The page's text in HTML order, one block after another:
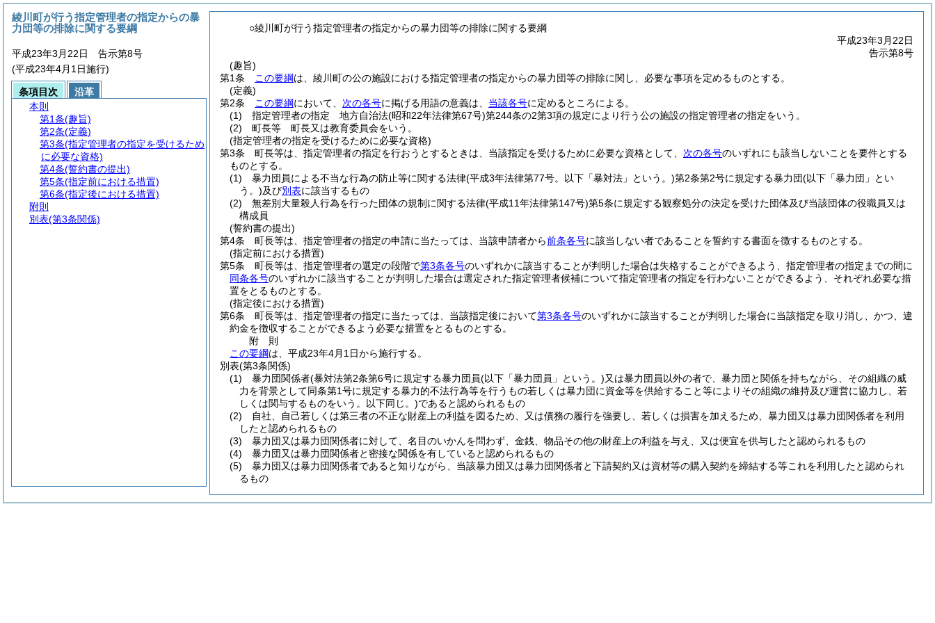
○綾川町が行う指定管理者の指定からの暴力団等の排除に関する要綱
平成23年3月22日
告示第8号
(趣旨)
第1条
この要綱は、綾川町の公の施設における指定管理者の指定からの暴力団等の排除に関し、必要な事項を定めるものとする。
(定義)
第2条
この要綱において、 次の各号に掲げる用語の意義は、 当該各号に定めるところによる。
(1)
指定管理者の指定 地方自治法(昭和22年法律第67号)第244条の2第3項の規定により行う公の施設の指定管理者の指定をいう。
(2)
町長等 町長又は教育委員会をいう。
(指定管理者の指定を受けるために必要な資格)
第3条
町長等は、指定管理者の指定を行おうとするときは、当該指定を受けるために必要な資格として、 次の各号のいずれにも該当しないことを要件とする
ものとする。
(1)
暴力団員による不当な行為の防止等に関する法律(平成3年法律第77号。以下「暴対法」という。)第2条第2号に規定する暴力団(以下「暴力団」とい
う。)及び別表に該当するもの
(2)
無差別大量殺人行為を行った団体の規制に関する法律(平成11年法律第147号)第5条に規定する観察処分の決定を受けた団体及び当該団体の役職員又は
構成員
(誓約書の提出)
第4条
町長等は、指定管理者の指定の申請に当たっては、当該申請者から前条各号に該当しない者であることを誓約する書面を徴するものとする。
(指定前における措置)
第5条
町長等は、指定管理者の選定の段階で第3条各号のいずれかに該当することが判明した場合は失格することができるよう、指定管理者の指定までの間に
同条各号のいずれかに該当することが判明した場合は選定された指定管理者候補について指定管理者の指定を行わないことができるよう、それぞれ必要な措
置をとるものとする。
(指定後における措置)
第6条
町長等は、指定管理者の指定に当たっては、当該指定後において第3条各号のいずれかに該当することが判明した場合に当該指定を取り消し、かつ、違
約金を徴収することができるよう必要な措置をとるものとする。
附 則
この要綱は、平成23年4月1日から施行する。
別表(第3条関係)
(1) 暴力団関係者(暴対法第2条第6号に規定する暴力団員(以下「暴力団員」という。)又は暴力団員以外の者で、暴力団と関係を持ちながら、その組織の威
力を背景として同条第1号に規定する暴力的不法行為等を行うもの若しくは暴力団に資金等を供給すること等によりその組織の維持及び運営に協力し、若
しくは関与するものをいう。以下同じ。)であると認められるもの
(2) 自社、自己若しくは第三者の不正な財産上の利益を図るため、又は債務の履行を強要し、若しくは損害を加えるため、暴力団又は暴力団関係者を利用
したと認められるもの
(3) 暴力団又は暴力団関係者に対して、名目のいかんを問わず、金銭、物品その他の財産上の利益を与え、又は便宜を供与したと認められるもの
(4) 暴力団又は暴力団関係者と密接な関係を有していると認められるもの
(5) 暴力団又は暴力団関係者であると知りながら、当該暴力団又は暴力団関係者と下請契約又は資材等の購入契約を締結する等これを利用したと認められ
るもの
綾川町が行う指定管理者の指定からの暴
力団等の排除に関する要綱
平成23年3月22日 告示第8号
(平成23年4月1日施行)
条項目次
沿革
本則
第1条(趣旨)
第2条(定義)
第3条(指定管理者の指定を受けるため
に必要な資格)
第4条(誓約書の提出)
第5条(指定前における措置)
第6条(指定後における措置)
附則
別表(第3条関係)